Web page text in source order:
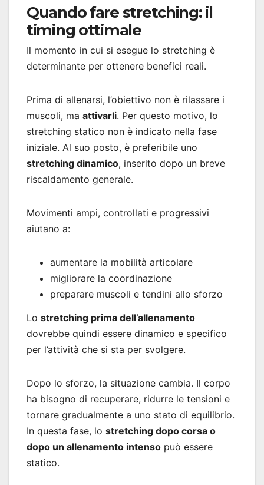
Quando fare stretching: il
timing ottimale
Il momento in cui si esegue lo stretching è
determinante per ottenere benefici reali.
Prima di allenarsi, l’obiettivo non è rilassare i
muscoli, ma attivarli. Per questo motivo, lo
stretching statico non è indicato nella fase
iniziale. Al suo posto, è preferibile uno
stretching dinamico, inserito dopo un breve
riscaldamento generale.
Movimenti ampi, controllati e progressivi
aiutano a:
aumentare la mobilità articolare
migliorare la coordinazione
preparare muscoli e tendini allo sforzo
Lo stretching prima dell’allenamento
dovrebbe quindi essere dinamico e specifico
per l’attività che si sta per svolgere.
Dopo lo sforzo, la situazione cambia. Il corpo
ha bisogno di recuperare, ridurre le tensioni e
tornare gradualmente a uno stato di equilibrio.
In questa fase, lo stretching dopo corsa o
dopo un allenamento intenso può essere
statico.